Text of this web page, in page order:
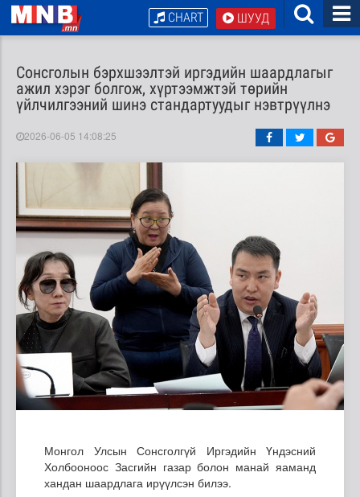
ШУУД
CHART
Сонсголын бэрхшээлтэй иргэдийн шаардлагыг
ажил хэрэг болгож, хүртээмжтэй төрийн
үйлчилгээний шинэ стандартуудыг нэвтрүүлнэ
2026-06-05 14:08:25
Монгол Улсын Сонсголгүй Иргэдийн Үндэсний
Холбооноос Засгийн газар болон манай яаманд
хандан шаардлага ирүүлсэн билээ.